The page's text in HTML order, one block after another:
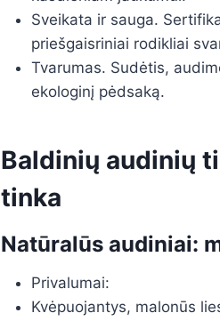
Sveikata ir sauga.
priešgaisriniai rodikliai
Tvarumas. Sudėtis,
ekologinį pėdsaką.
Baldinių audinių
tinka
Natūralūs audiniai:
Privalumai:
Kvėpuojantys, malonūs